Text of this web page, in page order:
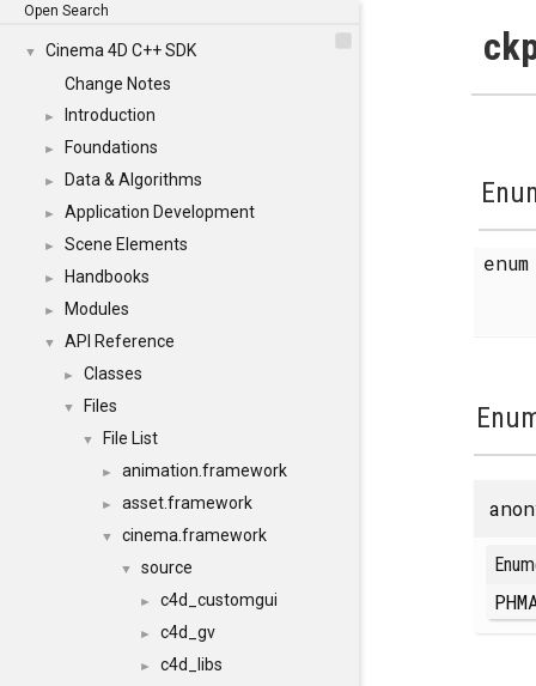
Open Search
▼
Cinema 4D C++ SDK
Change Notes
► Introduction
► Foundations
► Data & Algorithms
► Application Development
► Scene Elements
► Handbooks
► Modules
▼ API Reference
► Classes
▼ Files
▼ File List
► animation.framework
► asset.framework
▼ cinema.framework
▼ source
► c4d_customgui
► c4d_gv
► c4d_libs